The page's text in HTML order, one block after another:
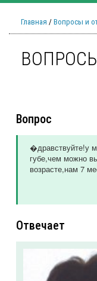
Главная / Вопросы и
Вопрос
�дравствуйте!у
губе,чем можно
возрасте,нам 7
Отвечает